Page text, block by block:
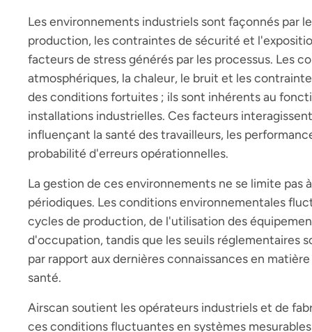
Les environnements industriels sont façonnés par
production, les contraintes de sécurité et
facteurs de stress générés par les processus. Les
atmosphériques, la chaleur, le bruit et les
des conditions fortuites ; ils sont inhérents au
installations industrielles. Ces facteurs
influençant la santé des travailleurs, les
probabilité d'erreurs opérationnelles.
La gestion de ces environnements ne se limite pas
périodiques. Les conditions environnementales
cycles de production, de l'utilisation des
d'occupation, tandis que les seuils réglementaires
par rapport aux dernières connaissances en
santé.
Airscan soutient les opérateurs industriels et de
ces conditions fluctuantes en systèmes